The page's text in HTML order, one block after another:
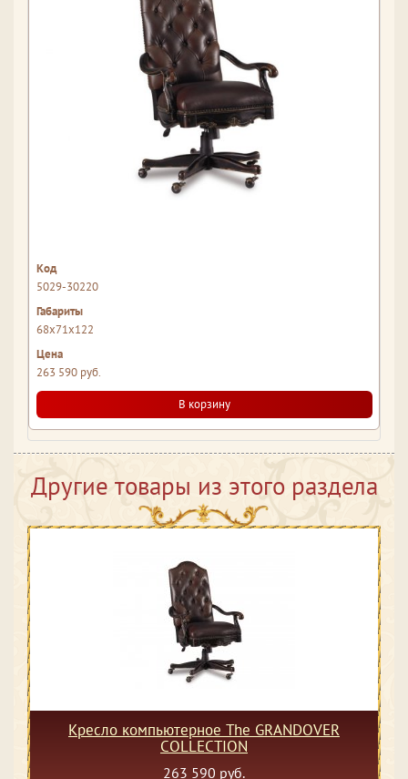
5029-30220
68x71x122
263 590 руб.
В корзину
Другие товары из этого раздела
Кресло компьютерное The GRANDOVER
COLLECTION
263 590 руб.